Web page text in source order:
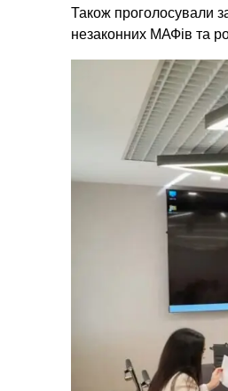
Також проголосували
незаконних МАФів та